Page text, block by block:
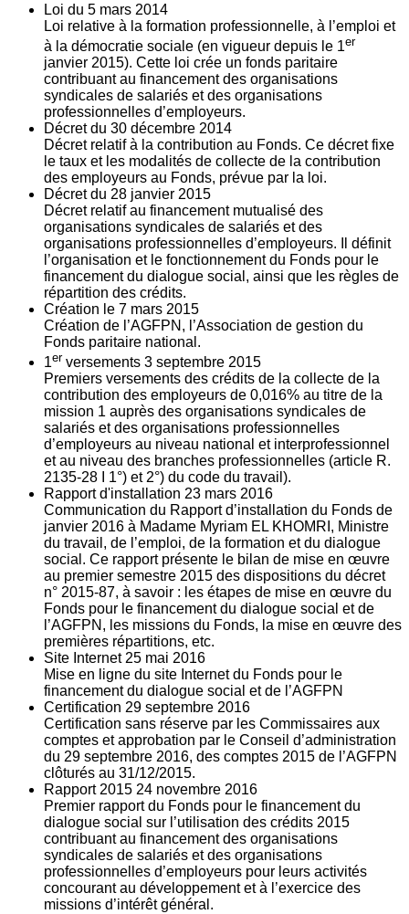
Loi du 5 mars 2014
Loi relative à la formation professionnelle, à l’emploi et
à la démocratie sociale (en vigueur depuis le 1er
janvier 2015). Cette loi crée un fonds paritaire
contribuant au financement des organisations
syndicales de salariés et des organisations
professionnelles d’employeurs.
Décret du 30 décembre 2014
Décret relatif à la contribution au Fonds. Ce décret fixe
le taux et les modalités de collecte de la contribution
des employeurs au Fonds, prévue par la loi.
Décret du 28 janvier 2015
Décret relatif au financement mutualisé des
organisations syndicales de salariés et des
organisations professionnelles d’employeurs. Il définit
l’organisation et le fonctionnement du Fonds pour le
financement du dialogue social, ainsi que les règles de
répartition des crédits.
Création le 7 mars 2015
Création de l’AGFPN, l’Association de gestion du
Fonds paritaire national.
1er versements 3 septembre 2015
Premiers versements des crédits de la collecte de la
contribution des employeurs de 0,016% au titre de la
mission 1 auprès des organisations syndicales de
salariés et des organisations professionnelles
d’employeurs au niveau national et interprofessionnel
et au niveau des branches professionnelles (article R.
2135‐28 I 1°) et 2°) du code du travail).
Rapport d'installation 23 mars 2016
Communication du Rapport d’installation du Fonds de
janvier 2016 à Madame Myriam EL KHOMRI, Ministre
du travail, de l’emploi, de la formation et du dialogue
social. Ce rapport présente le bilan de mise en œuvre
au premier semestre 2015 des dispositions du décret
n° 2015-87, à savoir : les étapes de mise en œuvre du
Fonds pour le financement du dialogue social et de
l’AGFPN, les missions du Fonds, la mise en œuvre des
premières répartitions, etc.
Site Internet 25 mai 2016
Mise en ligne du site Internet du Fonds pour le
financement du dialogue social et de l’AGFPN
Certification 29 septembre 2016
Certification sans réserve par les Commissaires aux
comptes et approbation par le Conseil d’administration
du 29 septembre 2016, des comptes 2015 de l’AGFPN
clôturés au 31/12/2015.
Rapport 2015 24 novembre 2016
Premier rapport du Fonds pour le financement du
dialogue social sur l’utilisation des crédits 2015
contribuant au financement des organisations
syndicales de salariés et des organisations
professionnelles d’employeurs pour leurs activités
concourant au développement et à l’exercice des
missions d’intérêt général.